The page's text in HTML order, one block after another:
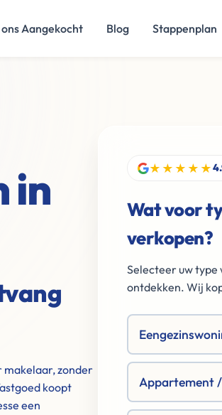
Aangekocht Blog Stappenplan
in
makelaar, zonder
koopt
een
★★★★★
Wat voor
verkopen?
Selecteer uw
ontdekken. Wij
Appartement